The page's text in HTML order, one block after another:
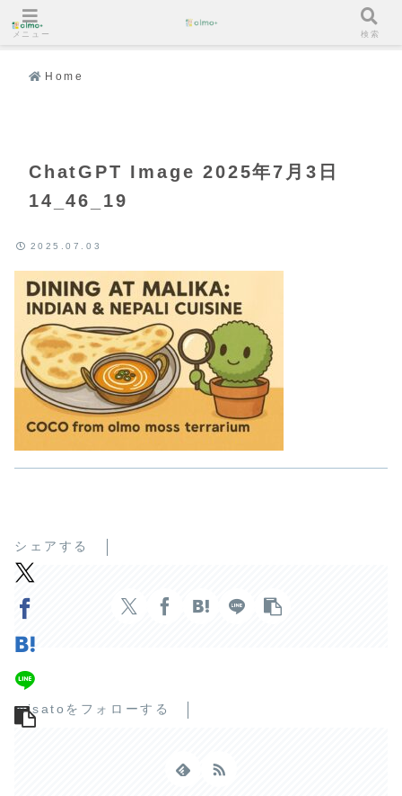
Home
ChatGPT Image 2025年7月3日
14_46_19
2025.07.03
シェアする
misatoをフォローする
メニュー 検索